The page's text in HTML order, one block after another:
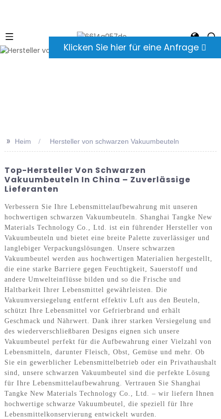
Klicken Sie hier für eine Anfrage
>> Heim Hersteller von schwarzen Vakuumbeuteln
Top-Hersteller Von Schwarzen
Vakuumbeuteln In China – Zuverlässige
Lieferanten
Verbessern Sie Ihre Lebensmittelaufbewahrung mit unseren
hochwertigen schwarzen Vakuumbeuteln. Shanghai Tangke New
Materials Technology Co., Ltd. ist ein führender Hersteller von
Vakuumbeuteln und bietet eine breite Palette zuverlässiger und
langlebiger Verpackungslösungen. Unsere schwarzen
Vakuumbeutel werden aus hochwertigen Materialien hergestellt,
die eine starke Barriere gegen Feuchtigkeit, Sauerstoff und
andere Umwelteinflüsse bilden und so die Frische und
Haltbarkeit Ihrer Lebensmittel gewährleisten. Die
Vakuumversiegelung entfernt effektiv Luft aus den Beuteln,
schützt Ihre Lebensmittel vor Gefrierbrand und erhält
Geschmack und Nährwert. Dank ihrer starken Versiegelung und
des wiederverschließbaren Designs eignen sich unsere
Vakuumbeutel perfekt für die Aufbewahrung einer Vielzahl von
Lebensmitteln, darunter Fleisch, Obst, Gemüse und mehr. Ob
Sie ein gewerblicher Lebensmittelbetrieb oder ein Privathaushalt
sind, unsere schwarzen Vakuumbeutel sind die perfekte Lösung
für Ihre Lebensmittelaufbewahrung. Vertrauen Sie Shanghai
Tangke New Materials Technology Co., Ltd. – wir liefern Ihnen
hochwertige schwarze Vakuumbeutel, die speziell für Ihre
Lebensmittelkonservierung entwickelt wurden.